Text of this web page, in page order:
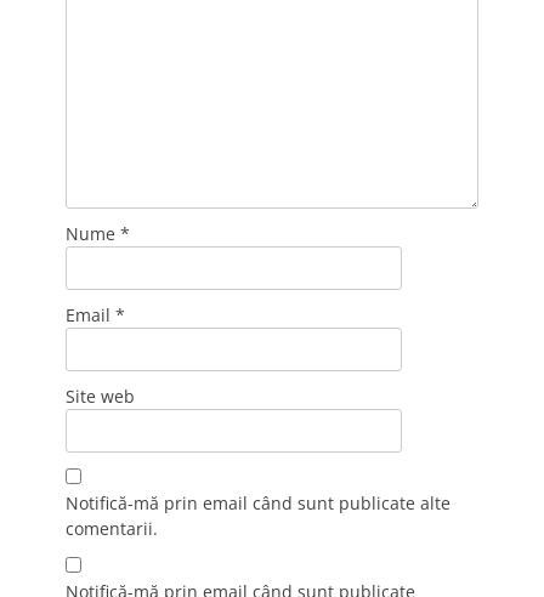
Nume *
Email *
Site web
Notifică-mă prin email când sunt publicate alte
comentarii.
Notifică-mă prin email când sunt publicate